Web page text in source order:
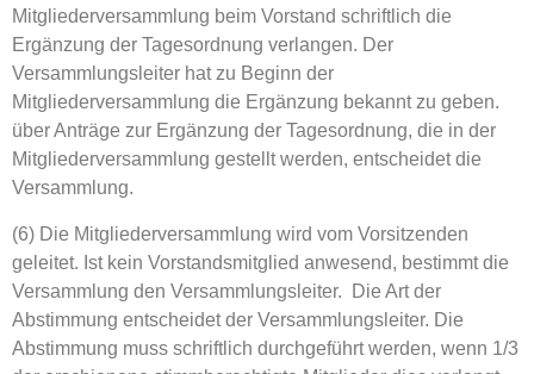
Mitgliederversammlung beim Vorstand schriftlich die
Ergänzung der Tagesordnung verlangen. Der
Versammlungsleiter hat zu Beginn der
Mitgliederversammlung die Ergänzung bekannt zu geben.
über Anträge zur Ergänzung der Tagesordnung, die in der
Mitgliederversammlung gestellt werden, entscheidet die
Versammlung.
(6) Die Mitgliederversammlung wird vom Vorsitzenden
geleitet. Ist kein Vorstandsmitglied anwesend, bestimmt die
Versammlung den Versammlungsleiter. Die Art der
Abstimmung entscheidet der Versammlungsleiter. Die
Abstimmung muss schriftlich durchgeführt werden, wenn 1/3